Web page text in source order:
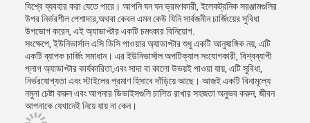
বিশ্বে ব্যবহার করা যেতে পারে। আপনি ঘন ঘন ভ্রমণকারী, ইলেকট্রনিক সরঞ্জামগুলির
উপর নির্ভরশীল পেশাদার,অথবা কেবল এমন কেউ যিনি সার্বজনীন চার্জিংয়ের সুবিধা
উপভোগ করেন, এই অ্যাডাপ্টার একটি চমৎকার বিনিয়োগ.
সংক্ষেপে, ইউনিভার্সাল এসি ডিসি পাওয়ার অ্যাডাপ্টার শুধু একটি আনুষাঙ্গিক নয়, এটি
একটি ব্যাপক চার্জিং সমাধান। এর ইউনিভার্সাল অপটিক্যাল সংযোগকারী, বিশ্বব্যাপী
প্লাগ অ্যাডাপ্টার কার্যকারিতা,এবং সাদা বা কালো উভয়ই পাওয়া যায়, এটি সুবিধা,
নির্ভরযোগ্যতা এবং স্টাইলের প্রমাণ হিসাবে দাঁড়িয়ে আছে। আজই একটি বিনামূল্যে
নমুনা চেষ্টা করুন এবং আপনার ডিভাইসগুলি চালিত রাখার সহজতা অনুভব করুন, জীবন
আপনাকে যেখানেই নিয়ে যায় না কেন।